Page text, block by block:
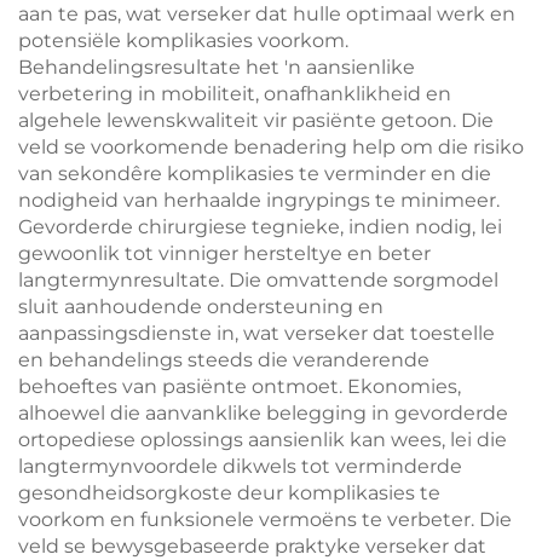
aan te pas, wat verseker dat hulle optimaal werk en
potensiële komplikasies voorkom.
Behandelingsresultate het 'n aansienlike
verbetering in mobiliteit, onafhanklikheid en
algehele lewenskwaliteit vir pasiënte getoon. Die
veld se voorkomende benadering help om die risiko
van sekondêre komplikasies te verminder en die
nodigheid van herhaalde ingrypings te minimeer.
Gevorderde chirurgiese tegnieke, indien nodig, lei
gewoonlik tot vinniger hersteltye en beter
langtermynresultate. Die omvattende sorgmodel
sluit aanhoudende ondersteuning en
aanpassingsdienste in, wat verseker dat toestelle
en behandelings steeds die veranderende
behoeftes van pasiënte ontmoet. Ekonomies,
alhoewel die aanvanklike belegging in gevorderde
ortopediese oplossings aansienlik kan wees, lei die
langtermynvoordele dikwels tot verminderde
gesondheidsorgkoste deur komplikasies te
voorkom en funksionele vermoëns te verbeter. Die
veld se bewysgebaseerde praktyke verseker dat